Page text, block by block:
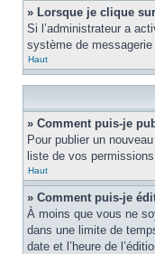
» Lorsque je clique
Si l’administrateur a
système de
Haut
» Comment puis-je
Pour publier un
liste de vos
Haut
» Comment puis-je
À moins que vous ne
dans une limite de
date et l’heure de